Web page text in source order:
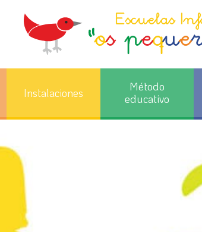
Instalaciones
Método
educativo